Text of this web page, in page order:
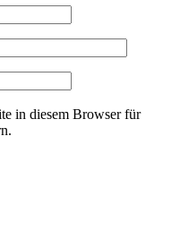
in diesem Browser für